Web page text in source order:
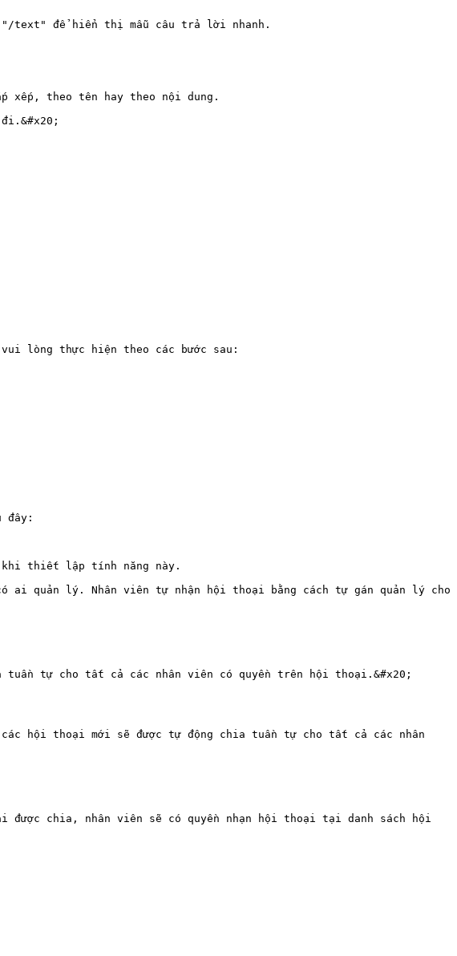
"/text" để hiển thị mẫu câu trả lời nhanh.
xếp, theo tên hay theo nội dung.
lòng thực hiện theo các bước sau:
đây:
khi thiết lập tính năng này.
quản lý. Nhân viên tự nhận hội thoại bằng cách tự gán quản lý cho
tự cho tất cả các nhân viên có quyền trên hội thoại.&#x20;
hội thoại mới sẽ được tự động chia tuần tự cho tất cả các nhân
chia, nhân viên sẽ có quyền nhạn hội thoại tại danh sách hội